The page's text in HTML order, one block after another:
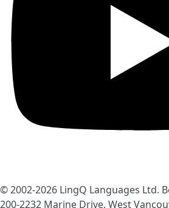
© 2002-2026 LingQ Languages Ltd.
200-2232 Marine Drive, West